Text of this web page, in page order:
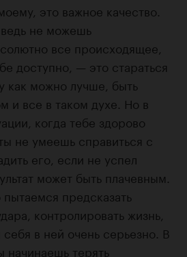
, это важное качество.
не можешь
все происходящее,
доступно, — это стараться
как можно лучше, быть
и все в таком духе. Но в
когда тебе здорово
не умеешь справиться с
его, если не успел
может быть плачевным.
предсказать
контролировать жизнь,
в ней очень серьезно. В
начинаешь терять